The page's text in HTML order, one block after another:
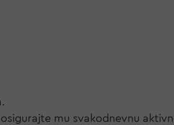
mu svakodnevnu